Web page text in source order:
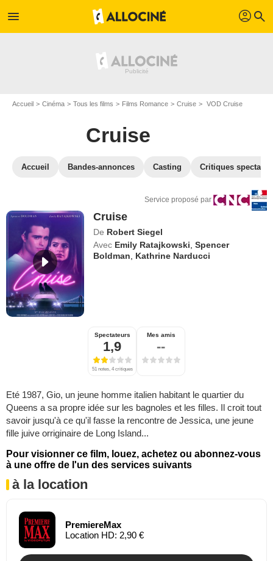
menu profil search
Accueil Cinéma Tous les films Films Romance Cruise VOD Cruise
Cruise
Accueil Bandes-annonces Casting Critiques
Service proposé par
Cruise
De Robert Siegel
Avec Emily Ratajkowski ,Spencer
Boldman
Kathrine Narducci
Spectateurs
1,9
51 notes, 4 critiques
Mes amis
--
Eté 1987, Gio, un jeune homme italien habitant le quartier du
Queens a sa propre idée sur les bagnoles et les filles. Il croit tout
savoir jusqu'à ce qu'il fasse la rencontre de Jessica, une jeune
fille juive orriginaire de Long Island...
Pour visionner ce film, louez, achetez ou abonnez-vous
à une offre de l'un des services suivants
à la location
PremiereMax
Location HD: 2,90 €